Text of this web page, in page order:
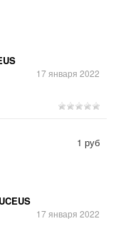
17 января 2022
17 января 2022
1 руб